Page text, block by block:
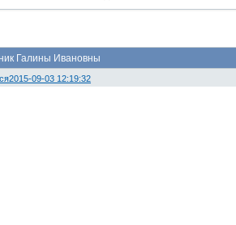
Галины Ивановны
2015-09-03 12:19:32